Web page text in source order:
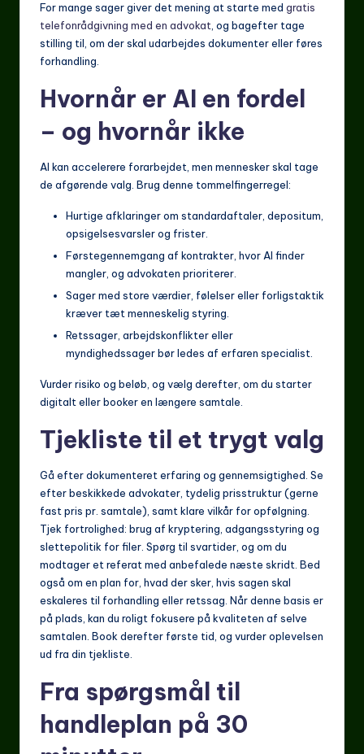
For mange sager giver det mening at starte med gratis
telefonrådgivning med en advokat , og bagefter tage
stilling til, om der skal udarbejdes dokumenter eller føres
forhandling.
Hvornår er AI en fordel
– og hvornår ikke
AI kan accelerere forarbejdet, men mennesker skal tage
de afgørende valg. Brug denne tommelfingerregel:
Hurtige afklaringer om standardaftaler, depositum,
opsigelsesvarsler og frister.
Førstegennemgang af kontrakter, hvor AI finder
mangler, og advokaten prioriterer.
Sager med store værdier, følelser eller forligstaktik
kræver tæt menneskelig styring.
Retssager, arbejdskonflikter eller
myndighedssager bør ledes af erfaren specialist.
Vurder risiko og beløb, og vælg derefter, om du starter
digitalt eller booker en længere samtale.
Tjekliste til et trygt valg
Gå efter dokumenteret erfaring og gennemsigtighed. Se
efter beskikkede advokater, tydelig prisstruktur (gerne
fast pris pr. samtale), samt klare vilkår for opfølgning.
Tjek fortrolighed: brug af kryptering, adgangsstyring og
slettepolitik for filer. Spørg til svartider, og om du
modtager et referat med anbefalede næste skridt. Bed
også om en plan for, hvad der sker, hvis sagen skal
eskaleres til forhandling eller retssag. Når denne basis er
på plads, kan du roligt fokusere på kvaliteten af selve
samtalen. Book derefter første tid, og vurder oplevelsen
ud fra din tjekliste.
Fra spørgsmål til
handleplan på 30